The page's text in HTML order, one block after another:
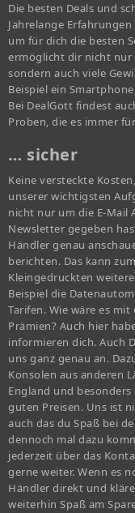
Die besten Deals und
Jahrelange
um für dich die besten
ermöglicht dir nicht nur
sondern auch viele
Beispiel ein
Bei DealGott findest
Proben, die es immer
… sicher
Keine versteckte
unserer wichtigsten
nicht nur um die E-Mail
Newsletter gegeben
Händler genau
berichten. Das kann
Kleingedruckten
Beispiel die
Tarifen. Wie wäre es
Prämien? Auch hier
informieren dich. Auch
uns ganz genau an.
Konsolen aus anderen
England und
guten Preisen. Uns ist
auch das du Spaß bei
dennoch mal dazu
jederzeit über das
gerne weiter. Wenn es
Händler direkt und
weiterhin Spaß am